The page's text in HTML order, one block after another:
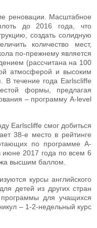
реновации. Масштабное
до 2016 года, что
создать солидную
количество мест,
по-прежнему является
(рассчитана на 100
атмосферой и высоким
В течение года Earlscliffe
формы, предлагая
– программу A-level
Earlscliffe смог добиться
38-е место в рейтинге
по программе A-
июне 2017 года по всем 6
высшим баллом.
курсы английского
детей из других стран
для учащихся
– 1-2-недельный курс